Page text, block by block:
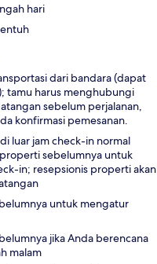
hari
dari bandara (dapat
tamu harus menghubungi
sebelum perjalanan,
konfirmasi pemesanan.
luar jam check-in normal
sebelumnya untuk
in; resepsionis properti akan
untuk mengatur
jika Anda berencana
malam